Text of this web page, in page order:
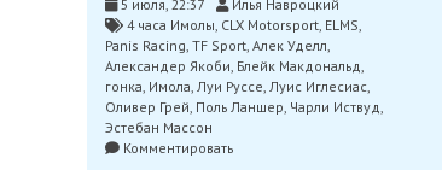
5 июля, 22:37
Илья Навроцкий
4 часа Имолы, CLX Motorsport, ELMS,
Panis Racing, TF Sport, Алек Уделл,
Александер Якоби, Блейк Макдональд,
гонка, Имола, Луи Руссе, Луис Иглесиас,
Оливер Грей, Поль Ланшер, Чарли Иствуд,
Эстебан Массон
Комментироватьon